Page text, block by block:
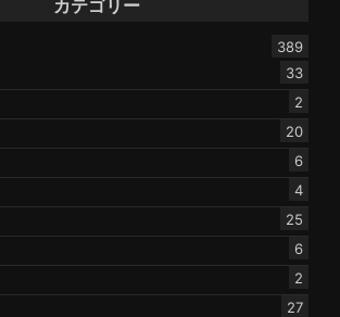
カテゴリー
389
33
2
20
6
4
25
6
2
27